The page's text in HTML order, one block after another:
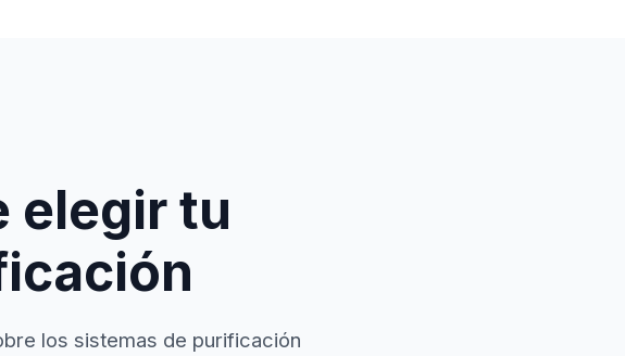
elegir tu
los sistemas de purificación